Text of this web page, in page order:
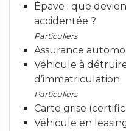
Épave : que
accidentée ?
Particuliers
Assurance
Véhicule à
d’immatriculation
Particuliers
Carte grise
Véhicule en